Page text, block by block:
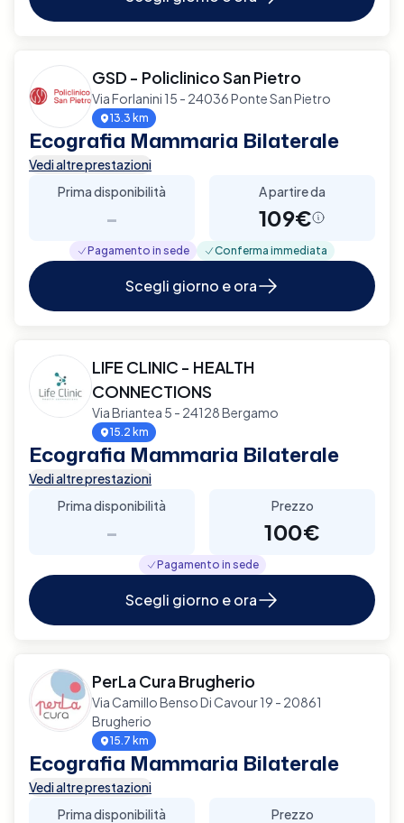
GSD - Policlinico San Pietro
Via Forlanini 15 - 24036 Ponte San Pietro
13.3 km
Ecografia Mammaria Bilaterale
Vedi altre prestazioni
Prima disponibilità
-
A partire da
109€
Pagamento in sede Conferma immediata
Scegli giorno e ora
LIFE CLINIC - HEALTH
CONNECTIONS
Via Briantea 5 - 24128 Bergamo
15.2 km
Ecografia Mammaria Bilaterale
Vedi altre prestazioni
Prima disponibilità
-
Prezzo
100€
Pagamento in sede
Scegli giorno e ora
PerLa Cura Brugherio
Via Camillo Benso Di Cavour 19 - 20861
Brugherio
15.7 km
Ecografia Mammaria Bilaterale
Vedi altre prestazioni
Prima disponibilità
Prezzo